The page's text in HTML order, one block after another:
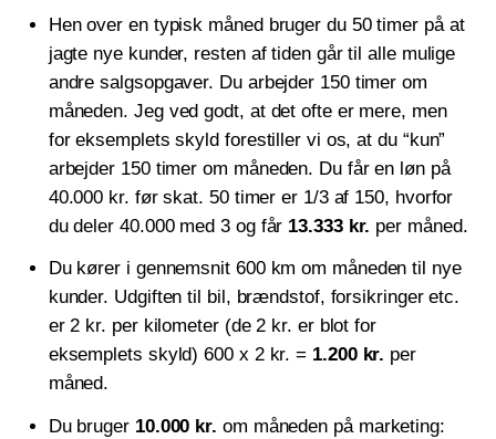
Hen over en typisk måned bruger du 50 timer på at
jagte nye kunder, resten af tiden går til alle mulige
andre salgsopgaver. Du arbejder 150 timer om
måneden. Jeg ved godt, at det ofte er mere, men
for eksemplets skyld forestiller vi os, at du “kun”
arbejder 150 timer om måneden. Du får en løn på
40.000 kr. før skat. 50 timer er 1/3 af 150, hvorfor
du deler 40.000 med 3 og får 13.333 kr. per måned.
Du kører i gennemsnit 600 km om måneden til nye
kunder. Udgiften til bil, brændstof, forsikringer etc.
er 2 kr. per kilometer (de 2 kr. er blot for
eksemplets skyld) 600 x 2 kr. = 1.200 kr. per
måned.
Du bruger 10.000 kr. om måneden på marketing: